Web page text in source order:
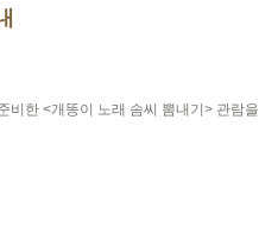
비한 <개똥이 노래 솜씨 뽐내기> 관람을